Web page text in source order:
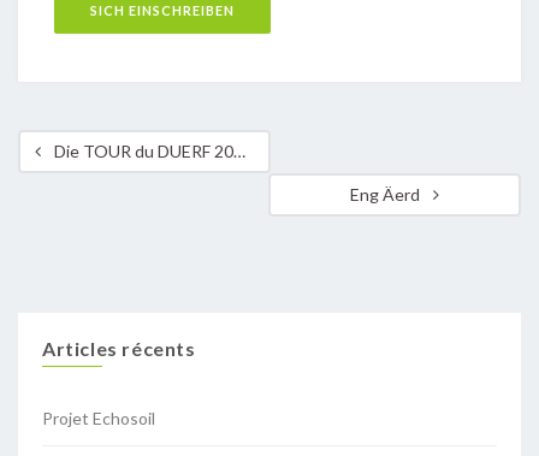
Die TOUR du DUERF 2021 war wieder ein grosser Erfolg!
Eng Äerd
Articles récents
Projet Echosoil